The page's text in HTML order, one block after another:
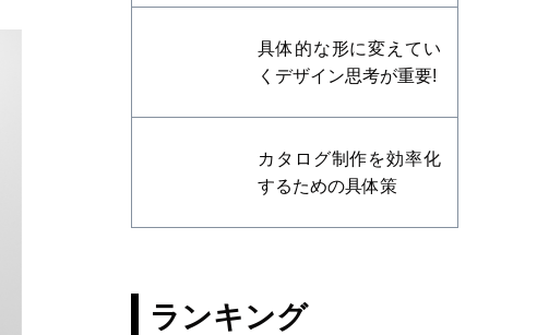
具体的な形に変えてい
くデザイン思考が重要!
カタログ制作を効率化
するための具体策
ランキング